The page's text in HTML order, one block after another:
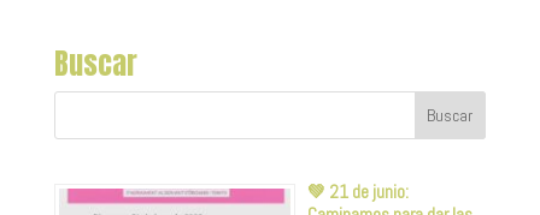
Buscar
💚 21 de junio: